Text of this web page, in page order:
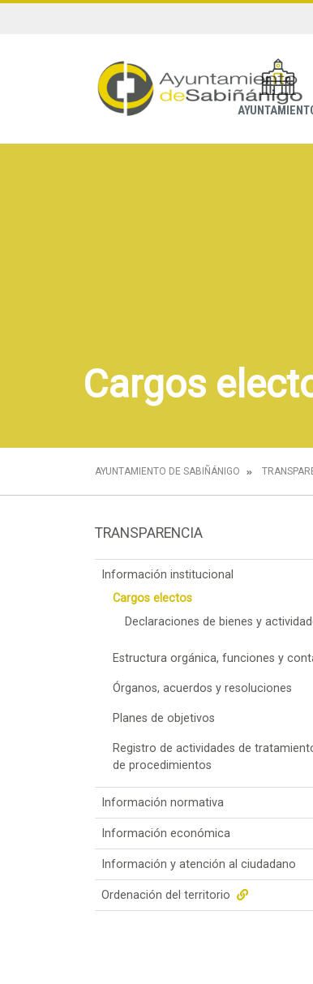
Cargos
AYUNTAMIENTO DE SABIÑÁNIGO
TRANSPARENCIA
Información institucional
Cargos electos
Declaraciones de bienes y
Estructura orgánica, funciones y
Órganos, acuerdos y resoluciones
Planes de objetivos
Registro de actividades de
de procedimientos
Información normativa
Información económica
Información y atención al ciudadano
Ordenación del territorio